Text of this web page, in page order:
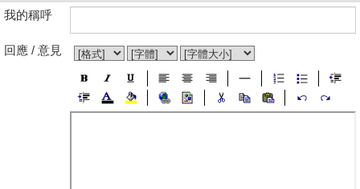
我的稱呼
回應 / 意見